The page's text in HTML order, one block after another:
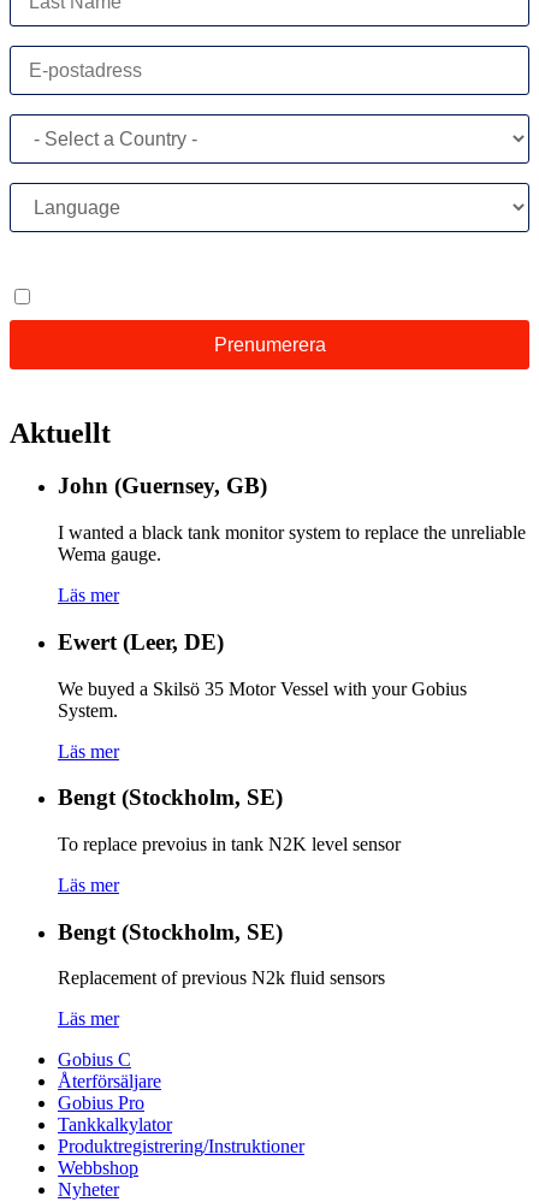
Aktuellt
John (Guernsey, GB)
I wanted a black tank monitor system to replace the unreliable
Wema gauge.
Läs mer
Ewert (Leer, DE)
We buyed a Skilsö 35 Motor Vessel with your Gobius
System.
Läs mer
Bengt (Stockholm, SE)
To replace prevoius in tank N2K level sensor
Läs mer
Bengt (Stockholm, SE)
Replacement of previous N2k fluid sensors
Läs mer
Gobius C
Återförsäljare
Gobius Pro
Tankkalkylator
Produktregistrering/Instruktioner
Webbshop
Nyheter